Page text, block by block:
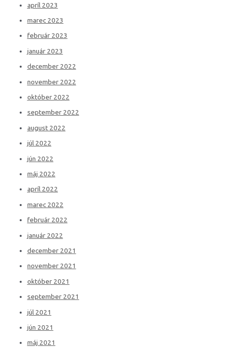
apríl 2023
marec 2023
február 2023
január 2023
december 2022
november 2022
október 2022
september 2022
august 2022
júl 2022
jún 2022
máj 2022
apríl 2022
marec 2022
február 2022
január 2022
december 2021
november 2021
október 2021
september 2021
júl 2021
jún 2021
máj 2021